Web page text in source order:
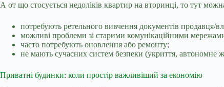
А от що стосується недоліків квартир на вторинці, то тут
потребують ретельного вивчення документів продавця/
можливі проблеми зі старими комунікаційними
часто потребують оновлення або ремонту;
не мають сучасних систем безпеки (укриття, автономне
Приватні будинки: коли простір важливіший за економію